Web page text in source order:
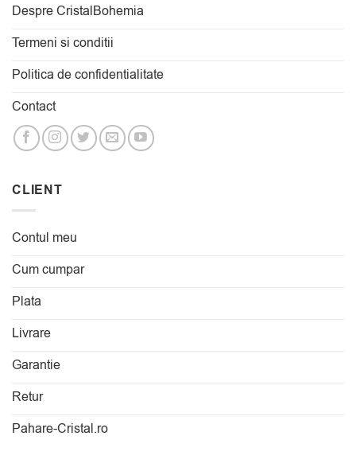
Despre CristalBohemia
Termeni si conditii
Politica de confidentialitate
Contact
CLIENT
Contul meu
Cum cumpar
Plata
Livrare
Garantie
Retur
Pahare-Cristal.ro